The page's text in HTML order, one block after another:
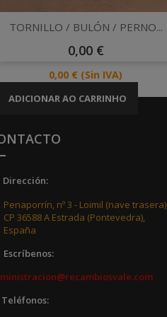
Vista rápida
TORNILLO / BULÓN / PERNO...
Preço
0,00 €
Preço
0,00 € (Sin IVA)
ADICIONAR AO CARRINHO
Dirección:
Penaporrín, nº 3 - Loimil (nave trasera)
CP 36588 A Estrada (Pontevedra),
España
Escríbenos:
Teléfonos: